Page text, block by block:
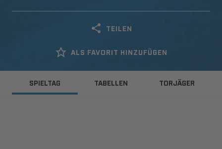
TEILEN
ALS FAVORIT HINZUFÜGEN
SPIELTAG TABELLEN TORJÄGER